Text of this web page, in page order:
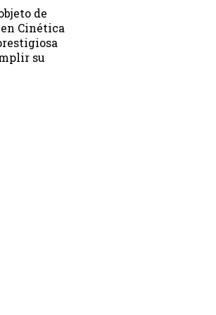
de
Cinética
su